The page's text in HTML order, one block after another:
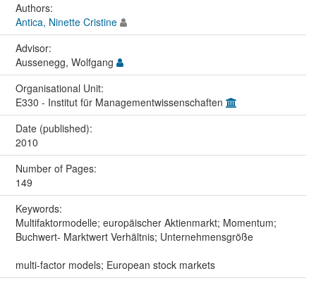
Authors:
Antica, Ninette Cristine
Advisor:
Aussenegg, Wolfgang
Organisational Unit:
E330 - Institut für Managementwissenschaften
Date (published):
2010
Number of Pages:
149
Keywords:
Multifaktormodelle; europäischer Aktienmarkt; Momentum;
Buchwert- Marktwert Verhältnis; Unternehmensgröße
multi-factor models; European stock markets